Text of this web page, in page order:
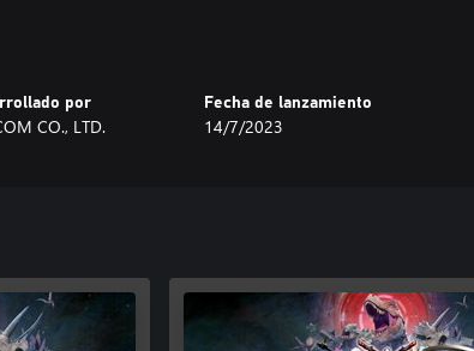
Ten en cuenta que puede haber casos en
por
CO., LTD.
Fecha de lanzamiento
14/7/2023